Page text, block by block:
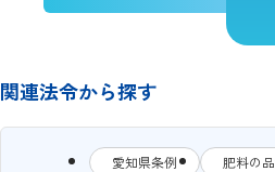
関連法令から探す
愛知県条例
肥料の